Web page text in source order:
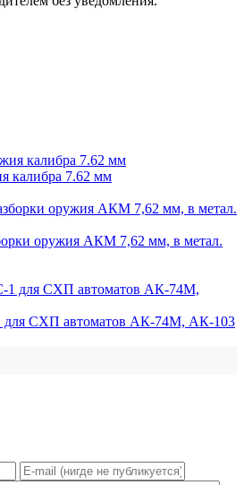
калибра 7.62 мм
оружия АКМ 7,62 мм, в метал.
для СХП автоматов АК-74М, АК-103